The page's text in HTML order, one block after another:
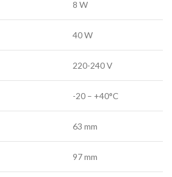
8 W
40 W
220-240 V
-20 – +40°C
63 mm
97 mm